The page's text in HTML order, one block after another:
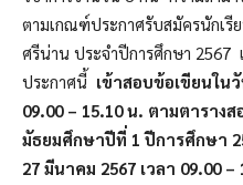
ตามเกณฑ์ประกาศรับสมัครนักเรี
ศรีน่าน ประจำปีการศึกษา 2567
ประกาศนี้ เข้าสอบข้อเขียนใน
09.00 – 15.10 น. ตามตารางส
มัธยมศึกษาปีที่ 1 ปีการศึกษา
27 มีนาคม 2567 เวลา 09.00